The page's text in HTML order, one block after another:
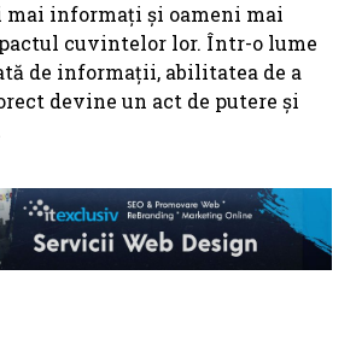
mai informați și oameni mai
cuvintelor lor. Într-o lume
de informații, abilitatea de a
devine un act de putere și